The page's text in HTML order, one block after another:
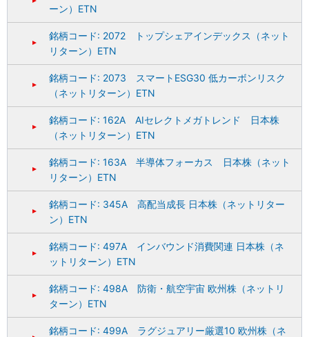
ーン）ETN
銘柄コード: 2072 トップシェアインデックス（ネット
リターン）ETN
銘柄コード: 2073 スマートESG30 低カーボンリスク
（ネットリターン）ETN
銘柄コード: 162A AIセレクトメガトレンド 日本株
（ネットリターン）ETN
銘柄コード: 163A 半導体フォーカス 日本株（ネット
リターン）ETN
銘柄コード: 345A 高配当成長 日本株（ネットリター
ン）ETN
銘柄コード: 497A インバウンド消費関連 日本株（ネ
ットリターン）ETN
銘柄コード: 498A 防衛・航空宇宙 欧州株（ネットリ
ターン）ETN
銘柄コード: 499A ラグジュアリー厳選10 欧州株（ネ